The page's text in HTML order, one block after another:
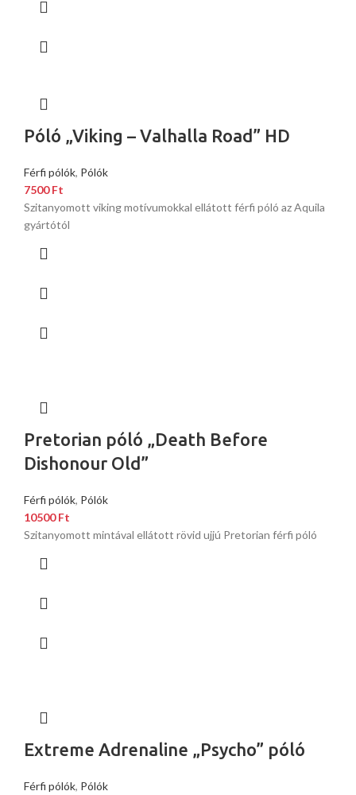
Póló „Viking – Valhalla Road” HD
Férfi pólók, Pólók
7500Ft
Szitanyomott viking motívumokkal ellátott férfi póló az Aquila
gyártótól
Pretorian póló „Death Before
Dishonour Old”
Férfi pólók, Pólók
10500Ft
Szitanyomott mintával ellátott rövid ujjú Pretorian férfi póló
Extreme Adrenaline „Psycho” póló
Férfi pólók, Pólók